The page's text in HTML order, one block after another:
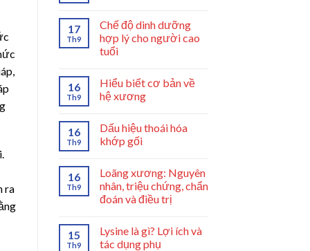
ra
17
Th9
Chế độ dinh dưỡng
hợp lý cho người cao
tuổi
16
Th9
Hiểu biết cơ bản về
hệ xương
16
Th9
Dấu hiệu thoái hóa
khớp gối
16
Th9
Loãng xương: Nguyên
nhân, triệu chứng, chẩn
đoán và điều trị
15
Th9
Lysine là gì? Lợi ích và
tác dụng phụ